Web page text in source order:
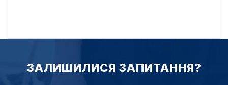
ЗАЛИШИЛИСЯ ЗАПИТАННЯ?